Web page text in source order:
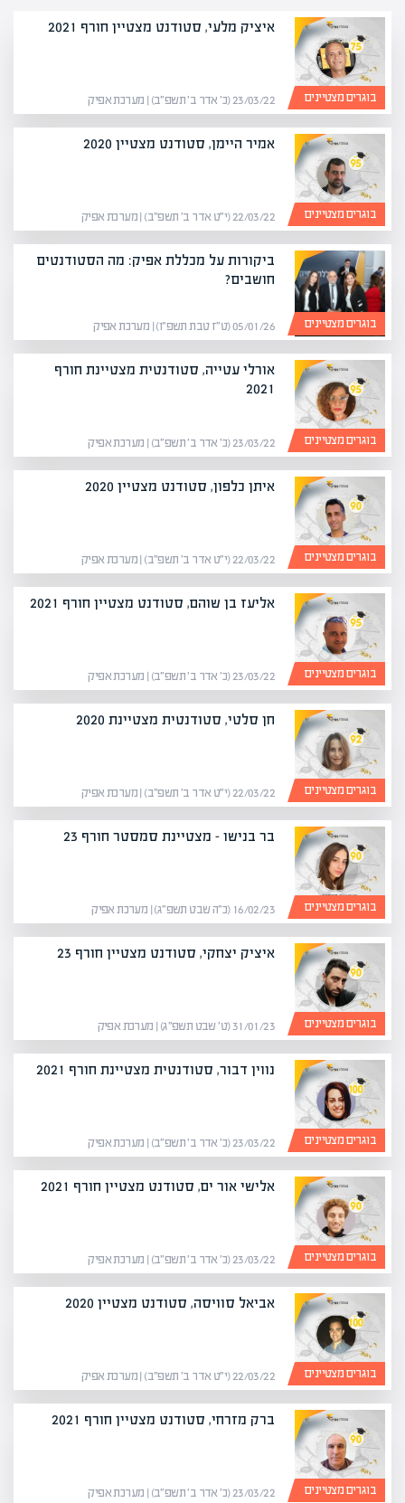
בוגרים מצטיינים
איציק מלעי, סטודנט מצטיין חורף 2021
23/03/22 (כ׳ אדר ב׳ תשפ״ב) | מערכת אפיק
בוגרים מצטיינים
אמיר היימן, סטודנט מצטיין 2020
22/03/22 (י״ט אדר ב׳ תשפ״ב) | מערכת אפיק
בוגרים מצטיינים
ביקורות על מכללת אפיק: מה הסטודנטים
חושבים?
05/01/26 (ט״ז טבת תשפ״ו) | מערכת אפיק
בוגרים מצטיינים
אורלי עטייה, סטודנטית מצטיינת חורף
2021
23/03/22 (כ׳ אדר ב׳ תשפ״ב) | מערכת אפיק
בוגרים מצטיינים
איתן כלפון, סטודנט מצטיין 2020
22/03/22 (י״ט אדר ב׳ תשפ״ב) | מערכת אפיק
בוגרים מצטיינים
אליעז בן שוהם, סטודנט מצטיין חורף 2021
23/03/22 (כ׳ אדר ב׳ תשפ״ב) | מערכת אפיק
בוגרים מצטיינים
חן סלטי, סטודנטית מצטיינת 2020
22/03/22 (י״ט אדר ב׳ תשפ״ב) | מערכת אפיק
בוגרים מצטיינים
בר בנישו – מצטיינת סמסטר חורף 23
16/02/23 (כ״ה שבט תשפ״ג) | מערכת אפיק
בוגרים מצטיינים
איציק יצחקי, סטודנט מצטיין חורף 23
31/01/23 (ט׳ שבט תשפ״ג) | מערכת אפיק
בוגרים מצטיינים
נווין דבור, סטודנטית מצטיינת חורף 2021
23/03/22 (כ׳ אדר ב׳ תשפ״ב) | מערכת אפיק
בוגרים מצטיינים
אלישי אור ים, סטודנט מצטיין חורף 2021
23/03/22 (כ׳ אדר ב׳ תשפ״ב) | מערכת אפיק
בוגרים מצטיינים
אביאל סוויסה, סטודנט מצטיין 2020
22/03/22 (י״ט אדר ב׳ תשפ״ב) | מערכת אפיק
בוגרים מצטיינים
ברק מזרחי, סטודנט מצטיין חורף 2021
23/03/22 (כ׳ אדר ב׳ תשפ״ב) | מערכת אפיק